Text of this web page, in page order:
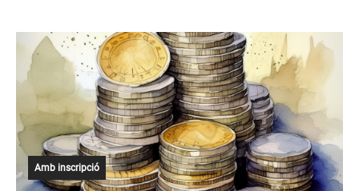
Amb inscripció